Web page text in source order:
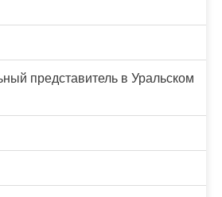
представитель в Уральском